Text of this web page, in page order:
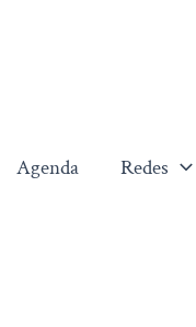
Agenda Redes